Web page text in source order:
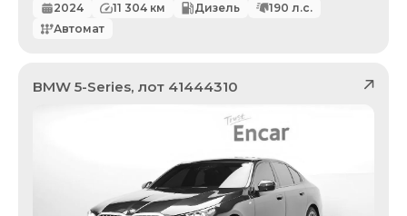
2024 11 304 км Дизель 190 л.с.
Автомат
BMW 5-Series, лот 41444310